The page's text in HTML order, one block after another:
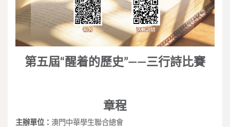
第五屆“醒着的歷史”——三行詩比賽
章程
主辦單位： 澳門中華學生聯合總會